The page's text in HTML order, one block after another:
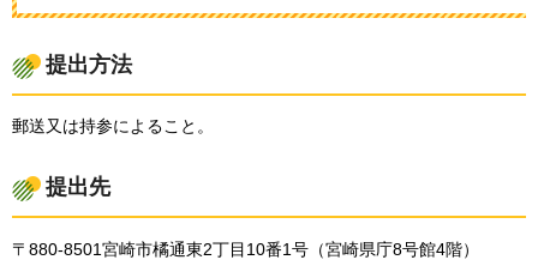
提出方法
郵送又は持参によること。
提出先
〒880-8501宮崎市橘通東2丁目10番1号（宮崎県庁8号館4階）